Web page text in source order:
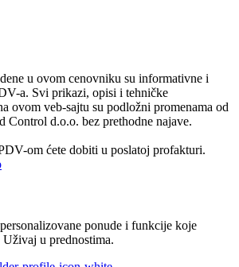
u ovom cenovniku su informativne i
a. Svi prikazi, opisi i tehničke
ovom veb-sajtu su podložni promenama od
Control d.o.o. bez prethodne najave.
om ćete dobiti u poslatoj profakturi.
ponude i funkcije koje
u prednostima.